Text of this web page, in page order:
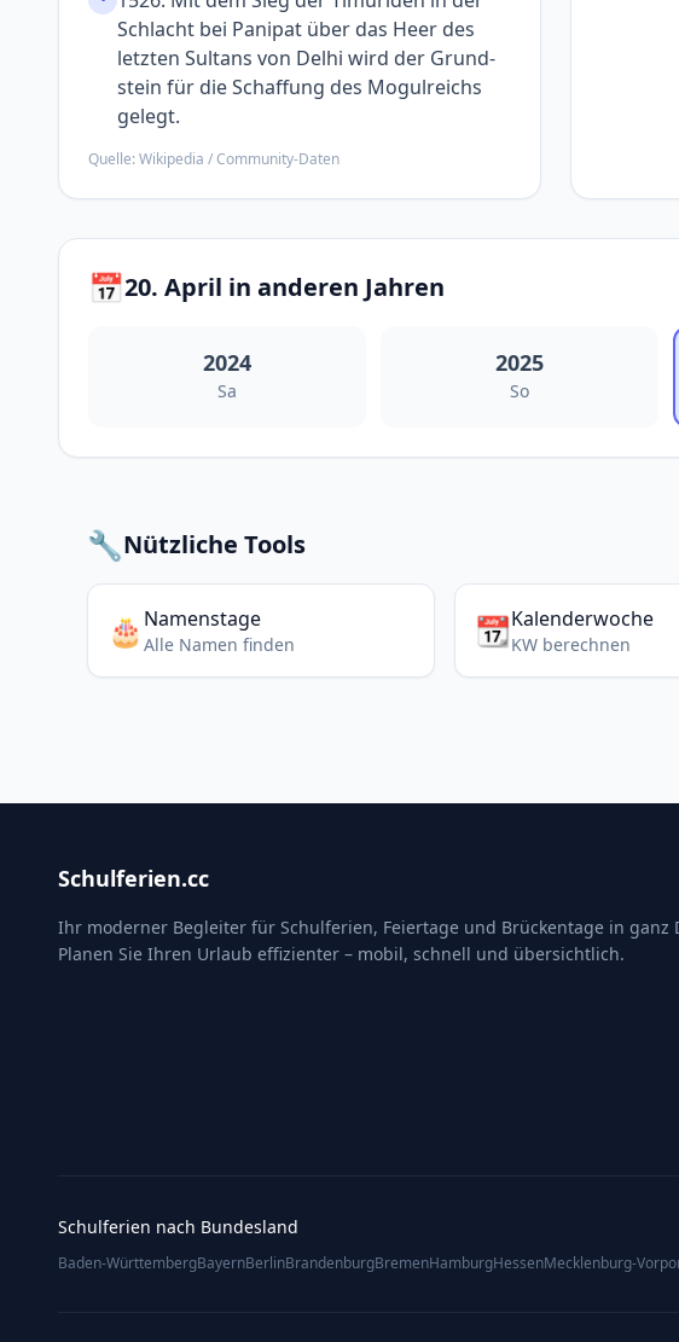
Schlacht bei Panipat über das Heer des
letzten Sultans von Delhi wird der Grund­
stein für die Schaffung des Mogul­reichs
gelegt.
Quelle: Wikipedia / Community-Daten
📅20. April in anderen Jahren
2024
Sa
2025
So
🔧Nützliche Tools
🎂 Namenstage
Alle Namen finden 📆Kalenderwoche
KW berechnen
Schulferien.cc
Ihr moderner Begleiter für Schulferien, Feiertage und Brückentage in ganz
Planen Sie Ihren Urlaub effizienter – mobil, schnell und übersichtlich.
Schulferien nach Bundesland
Baden-WürttembergBayernBerlinBrandenburgBremenHamburgHessenMecklenburg-